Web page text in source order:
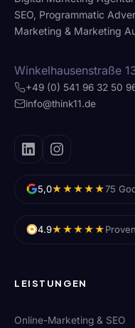
SEO, Programmatic
Marketing & Marketing
Winkelhausenstraße
+49 (0) 541 96 32 50
info@think11.de
5,0★★★★★75
4.9★★★★★
LEISTUNGEN
Online-Marketing & SEO